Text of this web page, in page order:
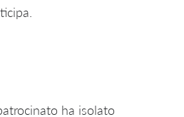
ha isolato